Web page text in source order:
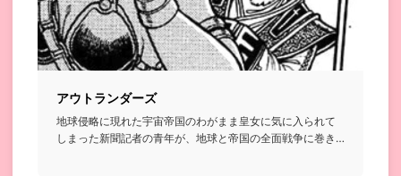
アウトランダーズ
地球侵略に現れた宇宙帝国のわがまま皇女に気に入られて
しまった新聞記者の青年が、地球と帝国の全面戦争に巻き